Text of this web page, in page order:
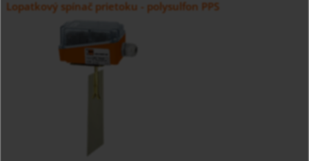
Lopatkový spínač prietoku - polysulfon PPS